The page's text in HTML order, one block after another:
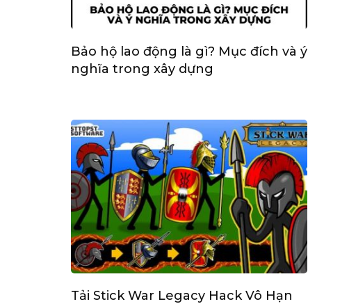
Bảo hộ lao động là gì? Mục đích và ý
nghĩa trong xây dựng
Tải Stick War Legacy Hack Vô Hạn